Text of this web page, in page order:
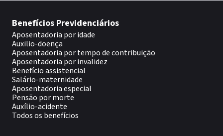
Benefícios Previdenciários
Aposentadoria por idade
Auxilio-doença
Aposentadoria por tempo de contribuição
Aposentadoria por invalidez
Benefício assistencial
Salário-maternidade
Aposentadoria especial
Pensão por morte
Auxílio-acidente
Todos os benefícios